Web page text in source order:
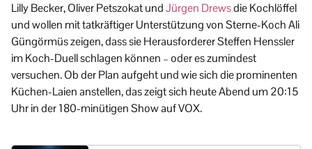
Lilly Becker, Oliver Petszokat undJürgen Drewsdie Kochlöffel
und wollen mit tatkräftiger Unterstützung von Sterne-Koch Ali
Güngörmüs zeigen, dass sie Herausforderer Steffen Henssler
im Koch-Duell schlagen können – oder es zumindest
versuchen. Ob der Plan aufgeht und wie sich die prominenten
Küchen-Laien anstellen, das zeigt sich heute Abend um 20:15
Uhr in der 180-minütigen Show auf VOX.